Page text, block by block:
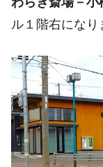
ル１階右になり